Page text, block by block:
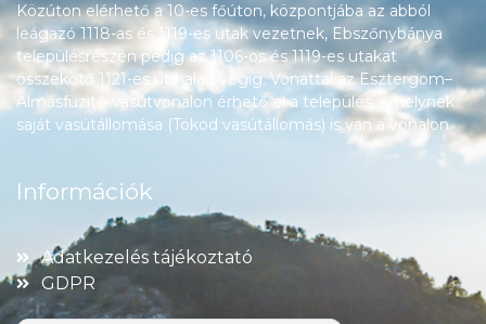
Közúton elérhető a 10-es főúton, központjába az abból
leágazó 1118-as és 1119-es utak vezetnek, Ebszőnybánya
településrészén pedig az 1106-os és 1119-es utakat
összekötő 1121-es út halad végig. Vonattal az Esztergom–
Almásfüzitő-vasútvonalon érhető el a település, amelynek
saját vasútállomása (Tokod vasútállomás) is van a vonalon.
Információk
Adatkezelés tájékoztató
GDPR